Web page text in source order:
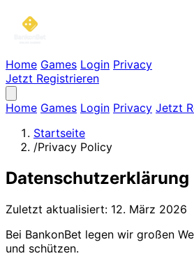
Home Games Login Privacy
Jetzt Registrieren
Home Games Login Privacy Jetzt
Startseite
/Privacy Policy
Datenschutzerklärung
Zuletzt aktualisiert: 12. März 2026
Bei BankonBet legen wir großen
und schützen.